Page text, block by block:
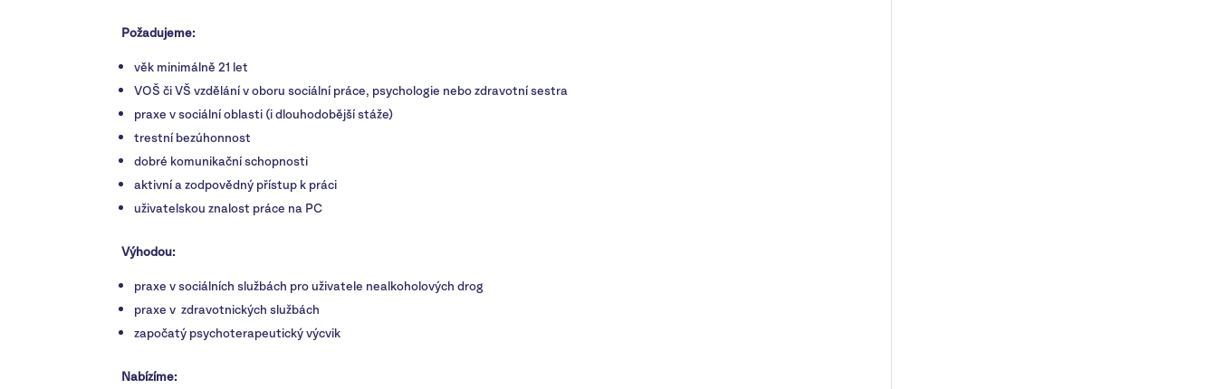
Požadujeme:
věk minimálně 21 let
VOŠ či VŠ vzdělání v oboru sociální práce, psychologie nebo zdravotní sestra
praxe v sociální oblasti (i dlouhodobější stáže)
trestní bezúhonnost
dobré komunikační schopnosti
aktivní a zodpovědný přístup k práci
uživatelskou znalost práce na PC
Výhodou:
praxe v sociálních službách pro uživatele nealkoholových drog
praxe v zdravotnických službách
započatý psychoterapeutický výcvik
Nabízíme: